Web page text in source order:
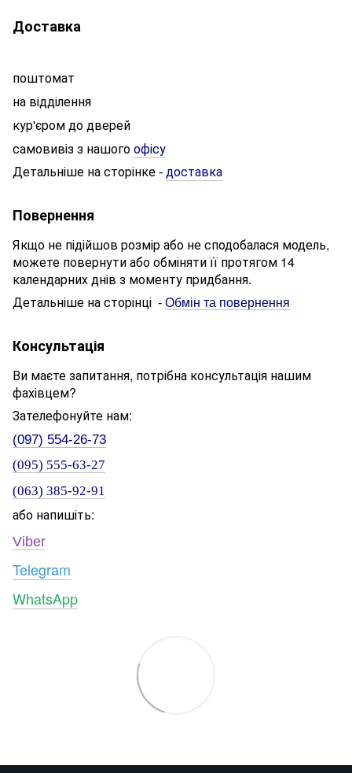
Доставка
поштомат
на відділення
кур'єром до дверей
самовивіз з нашогоофісу
Детальніше на сторінке - доставка
Повернення
Якщо не підійшов розмір або не сподобалася модель,
можете повернути або обміняти її протягом 14
календарних днів з моменту придбання.
Детальніше на сторінці - Обмін та повернення
Консультація
Ви маєте запитання, потрібна консультація нашим
фахівцем?
Зателефонуйте нам:
(097) 554-26-73
(095) 555-63-27
(063) 385-92-91
або напишіть:
Viber
Telegram
WhatsApp